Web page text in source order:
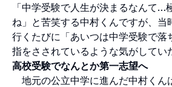
「中学受験で人生が決まるなんて…
ね」と苦笑する中村くんですが、当
行くたびに「あいつは中学受験で落
指をさされているような気がしてい
高校受験でなんとか第一志望へ
地元の公立中学に進んだ中村くん